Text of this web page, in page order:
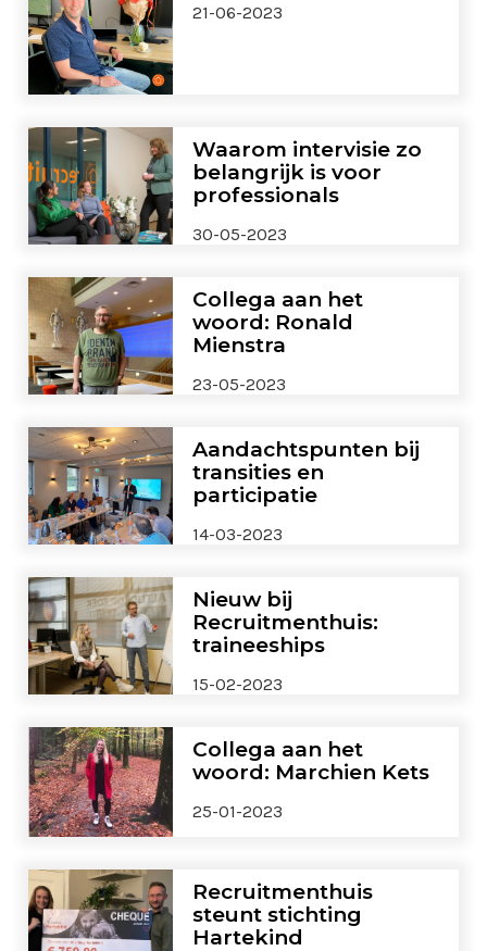
21-06-2023
Waarom intervisie zo
belangrijk is voor
professionals
30-05-2023
Collega aan het
woord: Ronald
Mienstra
23-05-2023
Aandachtspunten bij
transities en
participatie
14-03-2023
Nieuw bij
Recruitmenthuis:
traineeships
15-02-2023
Collega aan het
woord: Marchien Kets
25-01-2023
Recruitmenthuis
steunt stichting
Hartekind